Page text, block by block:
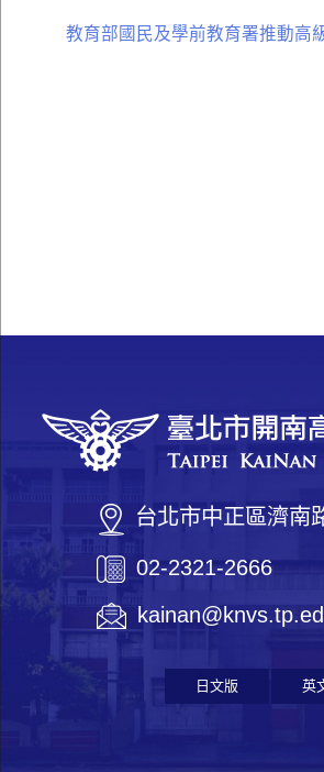
教育部國民及學前教育署推動高
台北市中正區濟南
02-2321-2666
日文版 英